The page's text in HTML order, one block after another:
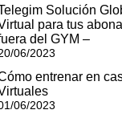
Solución
para tus
del GYM –
06/2023
entrenar en
06/2023